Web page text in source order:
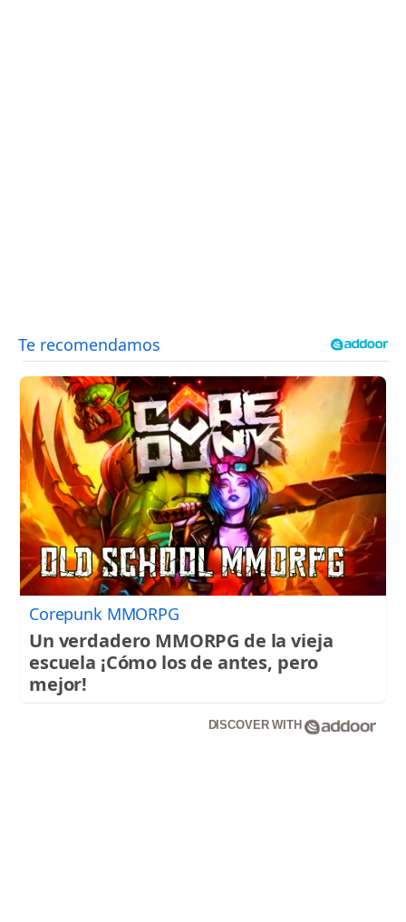
Corepunk MMORPG
Un verdadero MMORPG de la vieja
escuela ¡Cómo los de antes, pero
mejor!
DISCOVER WITH